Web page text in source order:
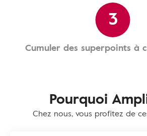
3
Cumuler des superpoints à
Pourquoi
Chez nous, vous profitez de